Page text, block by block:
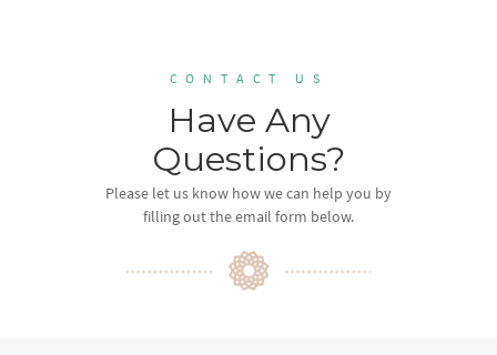
CONTACT US
Have Any
Questions?
Please let us know how we can help you by
filling out the email form below.